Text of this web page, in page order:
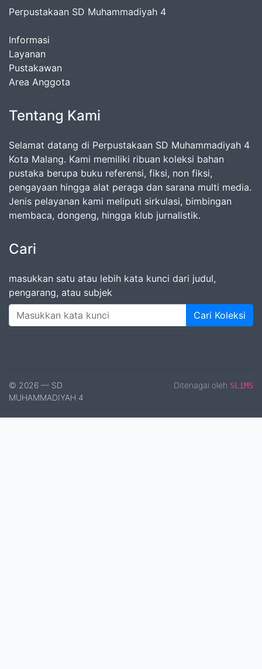
Perpustakaan SD Muhammadiyah 4
Informasi
Layanan
Pustakawan
Area Anggota
Tentang Kami
Selamat datang di Perpustakaan SD Muhammadiyah 4
Kota Malang. Kami memiliki ribuan koleksi bahan
pustaka berupa buku referensi, fiksi, non fiksi,
pengayaan hingga alat peraga dan sarana multi media.
Jenis pelayanan kami meliputi sirkulasi, bimbingan
membaca, dongeng, hingga klub jurnalistik.
Cari
masukkan satu atau lebih kata kunci dari judul,
pengarang, atau subjek
Cari Koleksi
© 2026 — SD
MUHAMMADIYAH 4
Ditenagai oleh SLiMS